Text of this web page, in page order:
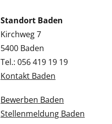
Standort Baden
Kirchweg 7
5400 Baden
Tel.: 056 419 19 19
Kontakt Baden
Bewerben Baden
Stellenmeldung Baden